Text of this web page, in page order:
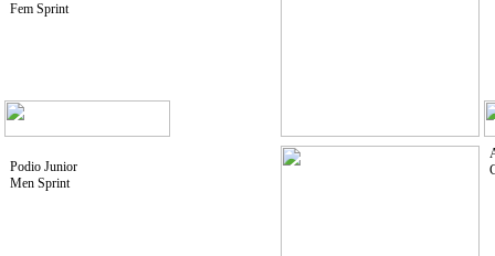
Fem Sprint
Podio Junior
Men Sprint